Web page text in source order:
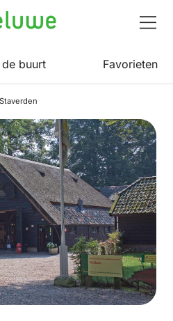
de buurt Favorieten